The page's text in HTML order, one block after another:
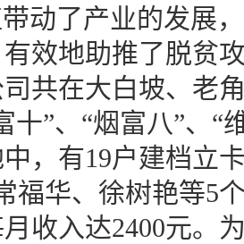
动了产业的发展
效地助推了脱贫
共在大白坡、老
十”、“烟富八”、“
，有19户建档立
福华、徐树艳等5
收入达2400元。